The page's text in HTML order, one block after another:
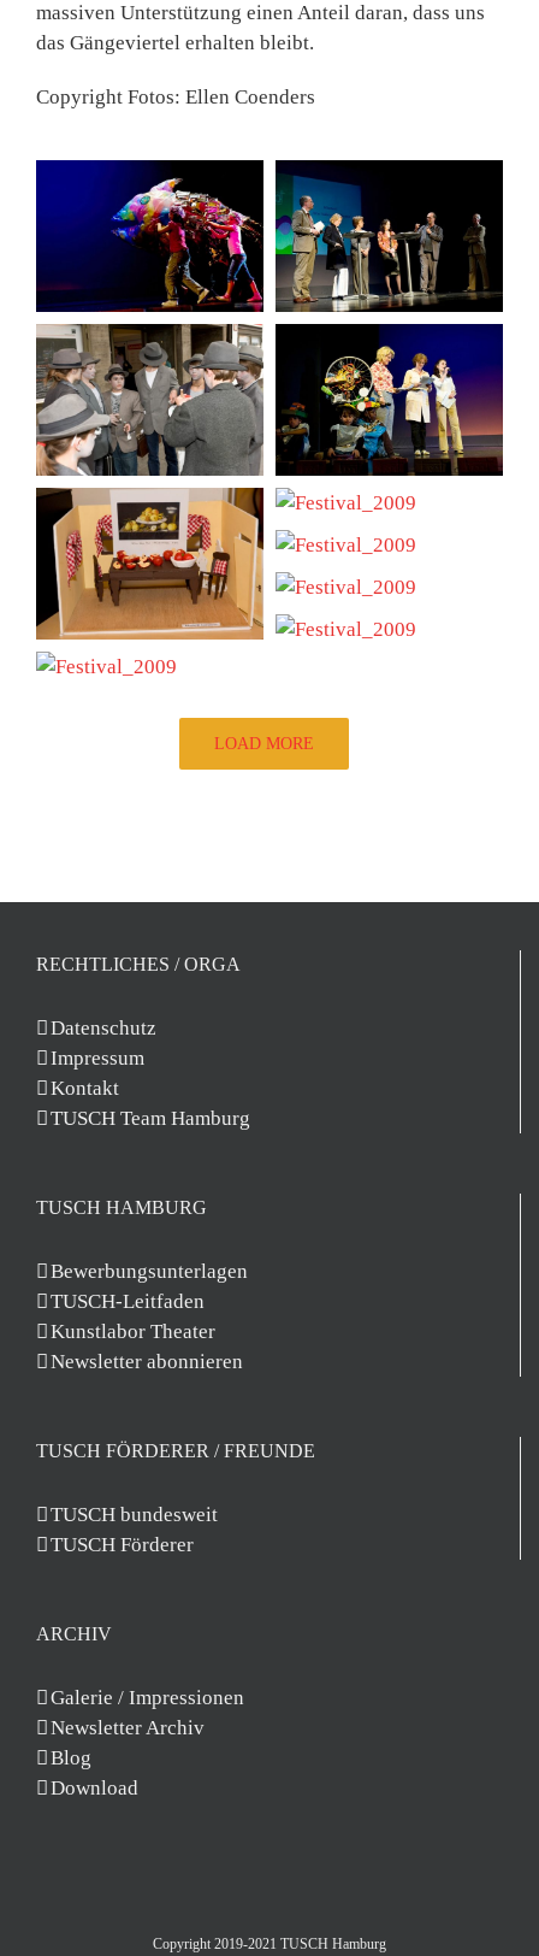
massiven Unterstützung einen Anteil daran, dass uns
das Gängeviertel erhalten bleibt.
Copyright Fotos: Ellen Coenders
LOAD MORE
RECHTLICHES / ORGA
Datenschutz
Impressum
Kontakt
TUSCH Team Hamburg
TUSCH HAMBURG
Bewerbungsunterlagen
TUSCH-Leitfaden
Kunstlabor Theater
Newsletter abonnieren
TUSCH FÖRDERER / FREUNDE
TUSCH bundesweit
TUSCH Förderer
ARCHIV
Galerie / Impressionen
Newsletter Archiv
Blog
Download
Copyright 2019-2021 TUSCH Hamburg